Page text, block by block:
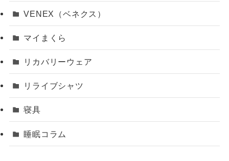
VENEX（ベネクス）
マイまくら
リカバリーウェア
リライブシャツ
寝具
睡眠コラム